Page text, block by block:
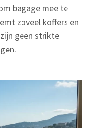
bagage mee te
zoveel koffers en
geen strikte